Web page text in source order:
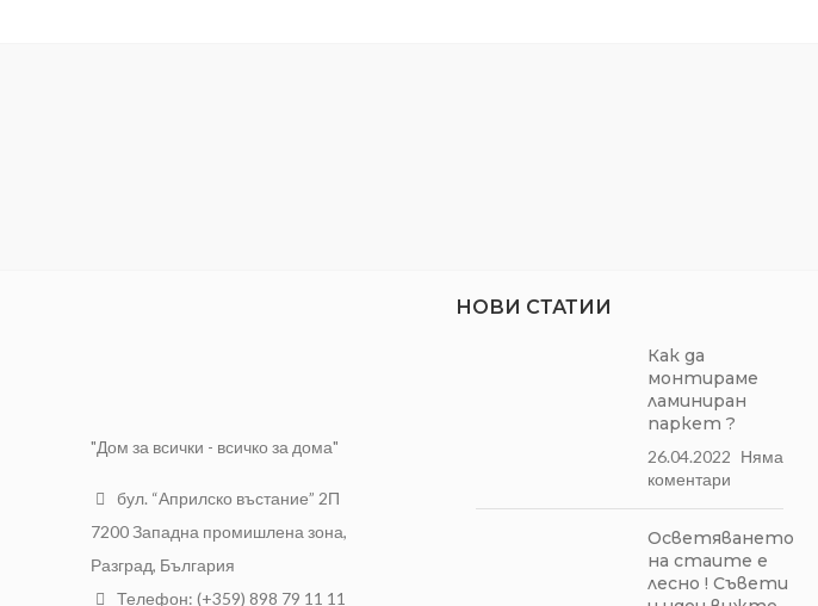
"Дом за всички - всичко за дома"
бул. “Априлско въстание” 2П
7200 Западна промишлена зона,
Разград, България
Телефон: (+359) 898 79 11 11
НОВИ СТАТИИ
Как да
монтираме
ламиниран
паркет ?
26.04.2022 Няма
коментари
Осветяването
на стаите е
лесно ! Съвети